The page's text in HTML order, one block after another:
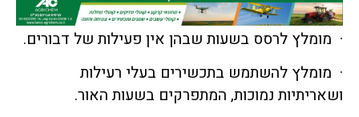
· מומלץ לרסס בשעות שבהן אין פעילות של דבורים.
· מומלץ להשתמש בתכשירים בעלי רעילות
ושאריתיות נמוכות, המתפרקים בשעות האור.